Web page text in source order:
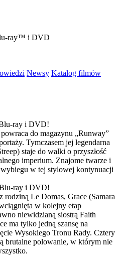
ray™ i DVD
Newsy Katalog filmów
Blu-ray i DVD!
do magazynu „Runway”
Tymczasem jej legendarna
staje do walki o przyszłość
imperium. Znajome twarze i
w tej stylowej kontynuacji
ray i DVD!
rodziną Le Domas, Grace (Samara
w kolejny etap
niewidzianą siostrą Faith
ma tylko jedną szansę na
Wysokiego Tronu Rady. Cztery
brutalne polowanie, w którym nie